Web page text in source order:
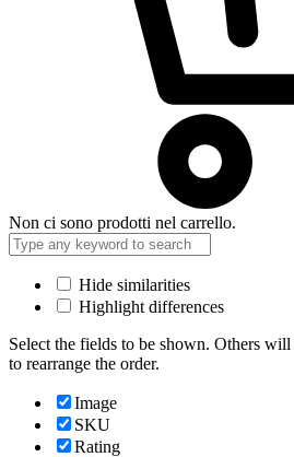
Non ci sono prodotti nel carrello.
Hide similarities
Highlight differences
Select the fields to be shown. Others
to rearrange the order.
Image
SKU
Rating